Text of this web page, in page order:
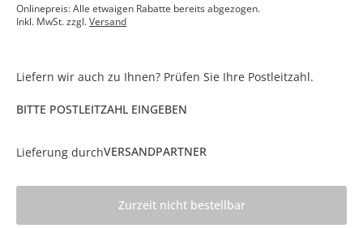
Onlinepreis: Alle etwaigen Rabatte bereits abgezogen.
Inkl. MwSt. zzgl.Versand
Liefern wir auch zu Ihnen? Prüfen Sie Ihre Postleitzahl.
BITTE POSTLEITZAHL EINGEBEN
Lieferung durchVERSANDPARTNER
Zurzeit nicht bestellbar